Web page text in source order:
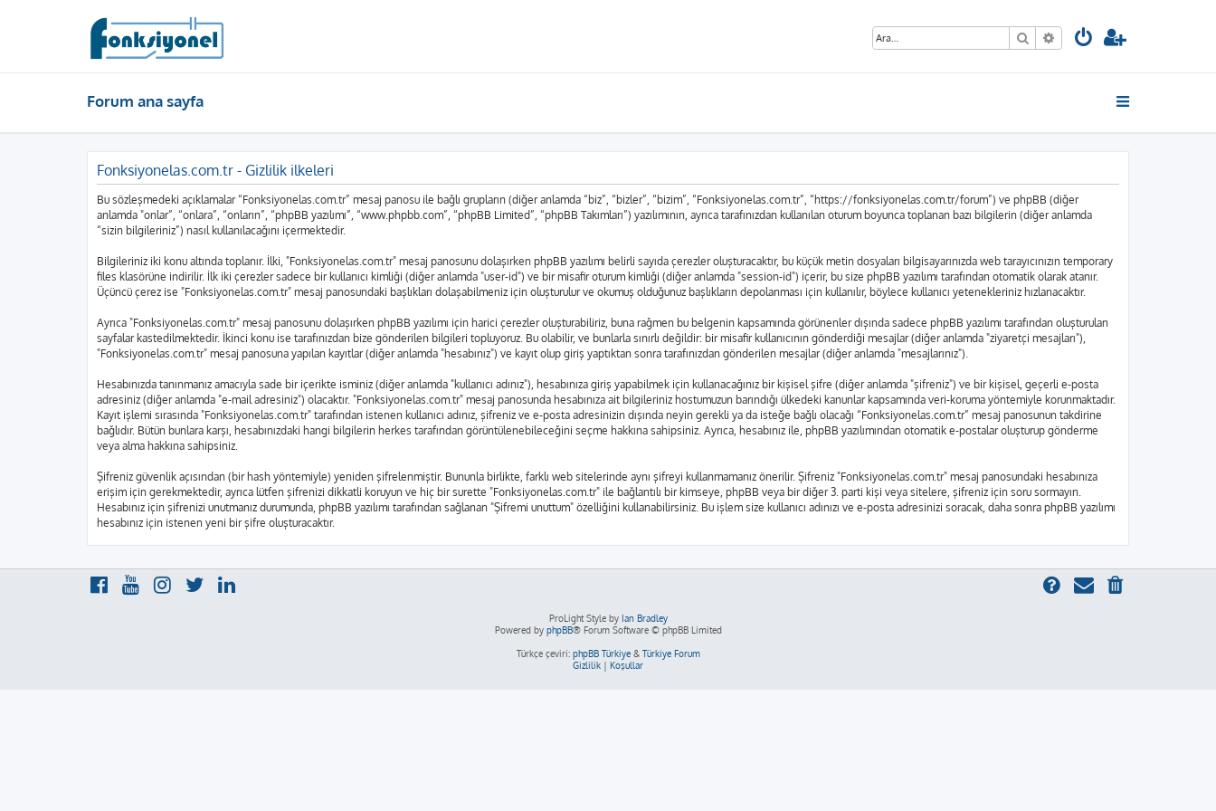
Ara Gelişmiş arama
Forum ana sayfa
Fonksiyonelas.com.tr - Gizlilik ilkeleri
Bu sözleşmedeki açıklamalar “Fonksiyonelas.com.tr” mesaj panosu ile bağlı grupların (diğer anlamda “biz”, “bizler”, “bizim”, “Fonksiyonelas.com.tr”, “https://fonksiyonelas.com.tr/forum”) ve phpBB (diğer
anlamda "onlar”, “onlara”, “onların”, “phpBB yazılımı”, “www.phpbb.com”, “phpBB Limited”, “phpBB Takımları”) yazılımının, ayrıca tarafınızdan kullanılan oturum boyunca toplanan bazı bilgilerin (diğer anlamda
“sizin bilgileriniz”) nasıl kullanılacağını içermektedir.
Bilgileriniz iki konu altında toplanır. İlki, "Fonksiyonelas.com.tr" mesaj panosunu dolaşırken phpBB yazılımı belirli sayıda çerezler oluşturacaktır, bu küçük metin dosyaları bilgisayarınızda web tarayıcınızın temporary
files klasörüne indirilir. İlk iki çerezler sadece bir kullanıcı kimliği (diğer anlamda "user-id") ve bir misafir oturum kimliği (diğer anlamda "session-id") içerir, bu size phpBB yazılımı tarafından otomatik olarak atanır.
Üçüncü çerez ise "Fonksiyonelas.com.tr" mesaj panosundaki başlıkları dolaşabilmeniz için oluşturulur ve okumuş olduğunuz başlıkların depolanması için kullanılır, böylece kullanıcı yetenekleriniz hızlanacaktır.
Ayrıca "Fonksiyonelas.com.tr" mesaj panosunu dolaşırken phpBB yazılımı için harici çerezler oluşturabiliriz, buna rağmen bu belgenin kapsamında görünenler dışında sadece phpBB yazılımı tarafından oluşturulan
sayfalar kastedilmektedir. İkinci konu ise tarafınızdan bize gönderilen bilgileri topluyoruz. Bu olabilir, ve bunlarla sınırlı değildir: bir misafir kullanıcının gönderdiği mesajlar (diğer anlamda "ziyaretçi mesajları"),
"Fonksiyonelas.com.tr" mesaj panosuna yapılan kayıtlar (diğer anlamda "hesabınız") ve kayıt olup giriş yaptıktan sonra tarafınızdan gönderilen mesajlar (diğer anlamda "mesajlarınız").
Hesabınızda tanınmanız amacıyla sade bir içerikte isminiz (diğer anlamda "kullanıcı adınız"), hesabınıza giriş yapabilmek için kullanacağınız bir kişisel şifre (diğer anlamda "şifreniz") ve bir kişisel, geçerli e-posta
adresiniz (diğer anlamda "e-mail adresiniz") olacaktır. "Fonksiyonelas.com.tr" mesaj panosunda hesabınıza ait bilgileriniz hostumuzun barındığı ülkedeki kanunlar kapsamında veri-koruma yöntemiyle korunmaktadır.
Kayıt işlemi sırasında "Fonksiyonelas.com.tr" tarafından istenen kullanıcı adınız, şifreniz ve e-posta adresinizin dışında neyin gerekli ya da isteğe bağlı olacağı “Fonksiyonelas.com.tr” mesaj panosunun takdirine
bağlıdır. Bütün bunlara karşı, hesabınızdaki hangi bilgilerin herkes tarafından görüntülenebileceğini seçme hakkına sahipsiniz. Ayrıca, hesabınız ile, phpBB yazılımından otomatik e-postalar oluşturup gönderme
veya alma hakkına sahipsiniz.
Şifreniz güvenlik açısından (bir hash yöntemiyle) yeniden şifrelenmiştir. Bununla birlikte, farklı web sitelerinde aynı şifreyi kullanmamanız önerilir. Şifreniz "Fonksiyonelas.com.tr" mesaj panosundaki hesabınıza
erişim için gerekmektedir, ayrıca lütfen şifrenizi dikkatli koruyun ve hiç bir surette "Fonksiyonelas.com.tr" ile bağlantılı bir kimseye, phpBB veya bir diğer 3. parti kişi veya sitelere, şifreniz için soru sormayın.
Hesabınız için şifrenizi unutmanız durumunda, phpBB yazılımı tarafından sağlanan "Şifremi unuttum" özelliğini kullanabilirsiniz. Bu işlem size kullanıcı adınızı ve e-posta adresinizi soracak, daha sonra phpBB yazılımı
hesabınız için istenen yeni bir şifre oluşturacaktır.
ProLight Style by Ian Bradley
Powered by phpBB® Forum Software © phpBB Limited
Türkçe çeviri: phpBB Türkiye& Türkiye Forum
Gizlilik | Koşullar